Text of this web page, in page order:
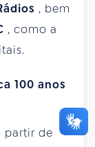
, bem
, como a
100 anos
partir de